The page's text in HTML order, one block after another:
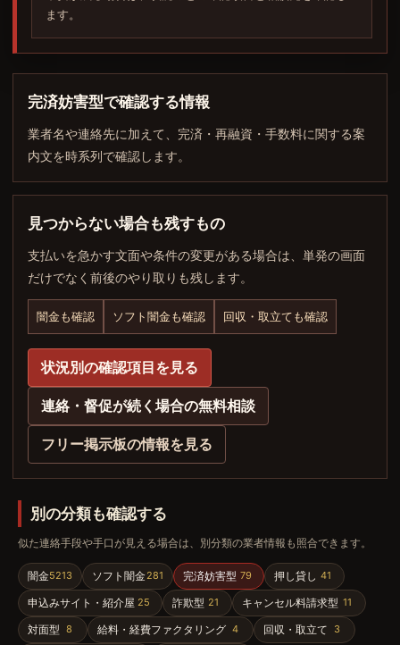
ます。
完済妨害型で確認する情報
業者名や連絡先に加えて、完済・再融資・手数料に関する案
内文を時系列で確認します。
見つからない場合も残すもの
支払いを急かす文面や条件の変更がある場合は、単発の画面
だけでなく前後のやり取りも残します。
闇金も確認 ソフト闇金も確認 回収・取立ても確認
状況別の確認項目を見る
連絡・督促が続く場合の無料相談
フリー掲示板の情報を見る
別の分類も確認する
似た連絡手段や手口が見える場合は、別分類の業者情報も照合できます。
闇金5213 ソフト闇金281 完済妨害型 79 押し貸し 41
申込みサイト・紹介屋 25 詐欺型 21 キャンセル料請求型 11
対面型 8 給料・経費ファクタリング 4 回収・取立て 3